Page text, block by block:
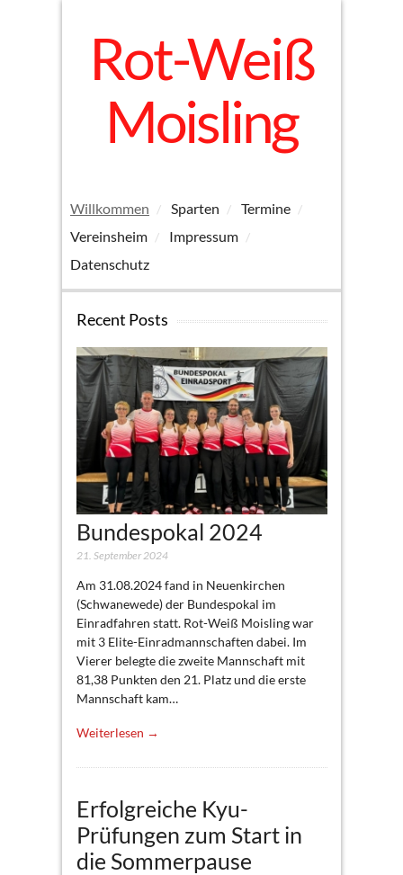
Rot-Weiß
Moisling
Willkommen Sparten
Termine
Vereinsheim
Impressum
Datenschutz
Recent Posts
Bundespokal 2024
21. September 2024
Am 31.08.2024 fand in Neuenkirchen
(Schwanewede) der Bundespokal im
Einradfahren statt. Rot-Weiß Moisling war
mit 3 Elite-Einradmannschaften dabei. Im
Vierer belegte die zweite Mannschaft mit
81,38 Punkten den 21. Platz und die erste
Mannschaft kam…
Weiterlesen →
Erfolgreiche Kyu-
Prüfungen zum Start in
die Sommerpause